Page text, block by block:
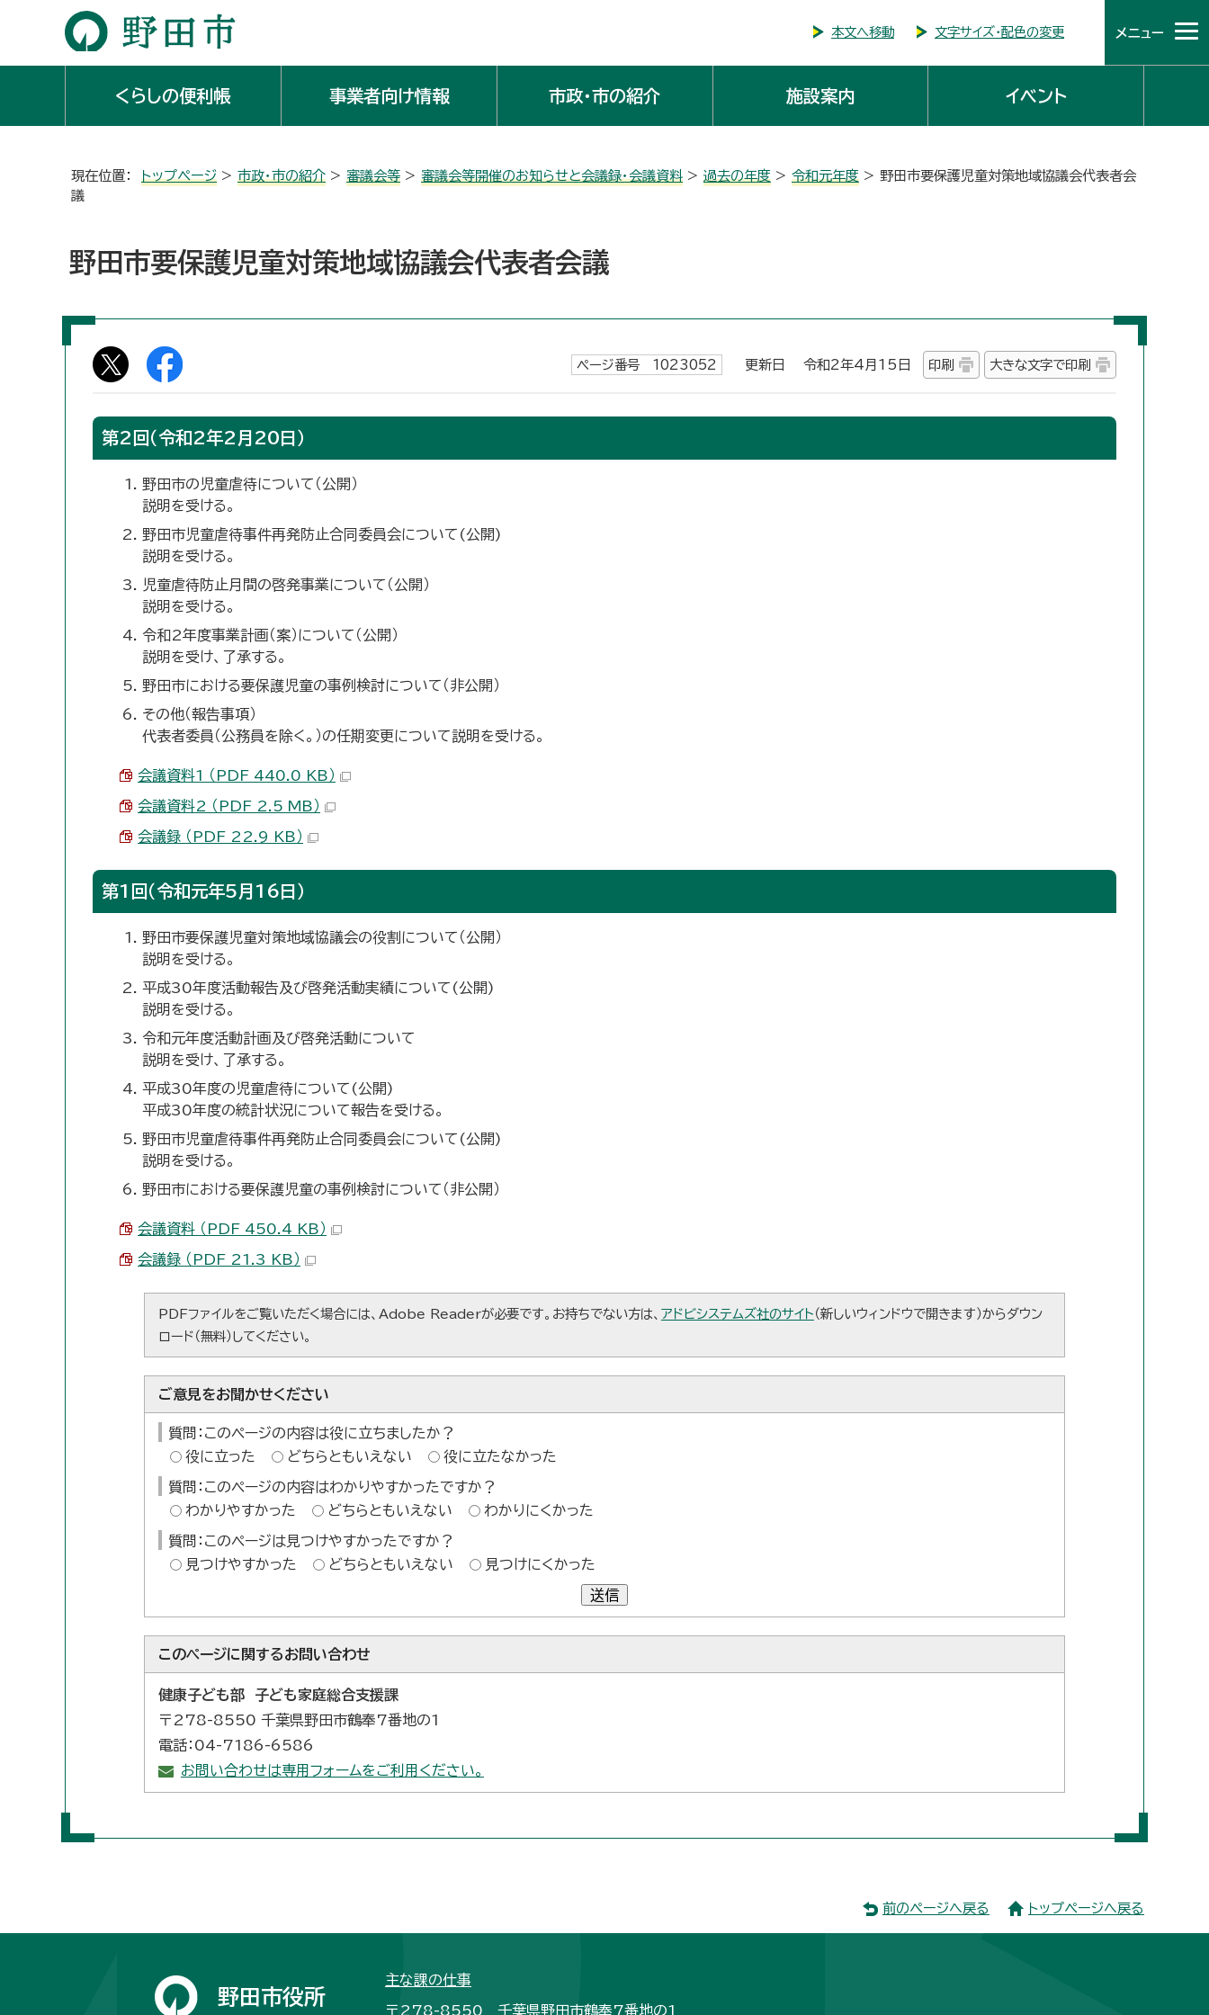
本文へ移動 文字サイズ・配色の変更 メニュー
くらしの便利帳 事業者向け情報 市政・市の紹介 施設案内 イベント
現在位置： トップページ > 市政・市の紹介 > 審議会等 > 審議会等開催のお知らせと会議録・会議資料 > 過去の年度 > 令和元年度 > 野田市要保護児童対策地域協議会代表者会
議
野田市要保護児童対策地域協議会代表者会議
ページ番号 1023052 更新日 令和2年4月15日 印刷 大きな文字で印刷
第2回（令和2年2月20日）
野田市の児童虐待について（公開）
説明を受ける。
野田市児童虐待事件再発防止合同委員会について(公開)
説明を受ける。
児童虐待防止月間の啓発事業について（公開）
説明を受ける。
令和2年度事業計画（案）について（公開）
説明を受け、了承する。
野田市における要保護児童の事例検討について（非公開）
その他（報告事項）
代表者委員（公務員を除く。）の任期変更について説明を受ける。
会議資料1 （PDF 440.0 KB）
会議資料2 （PDF 2.5 MB）
会議録 （PDF 22.9 KB）
第1回（令和元年5月16日）
野田市要保護児童対策地域協議会の役割について（公開）
説明を受ける。
平成30年度活動報告及び啓発活動実績について(公開)
説明を受ける。
令和元年度活動計画及び啓発活動について
説明を受け、了承する。
平成30年度の児童虐待について(公開)
平成30年度の統計状況について報告を受ける。
野田市児童虐待事件再発防止合同委員会について(公開)
説明を受ける。
野田市における要保護児童の事例検討について（非公開）
会議資料 （PDF 450.4 KB）
会議録 （PDF 21.3 KB）
PDFファイルをご覧いただく場合には、Adobe Readerが必要です。お持ちでない方は、 アドビシステムズ社のサイト （新しいウィンドウで開きます）からダウン
ロード（無料）してください。
ご意見をお聞かせください
質問：このページの内容は役に立ちましたか？
役に立った
どちらともいえない 役に立たなかった
質問：このページの内容はわかりやすかったですか？
わかりやすかった
どちらともいえない わかりにくかった
質問：このページは見つけやすかったですか？
見つけやすかった
どちらともいえない 見つけにくかった
送信
このページに関するお問い合わせ
健康子ども部 子ども家庭総合支援課
〒278-8550 千葉県野田市鶴奉7番地の1
電話：04-7186-6586
お問い合わせは専用フォームをご利用ください。
前のページへ戻る トップページへ戻る
野田市役所
主な課の仕事
〒278-8550 千葉県野田市鶴奉7番地の1